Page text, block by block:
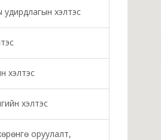
удирдлагын хэлтэс
хэлтэс
хэлтэс
оруулалт,